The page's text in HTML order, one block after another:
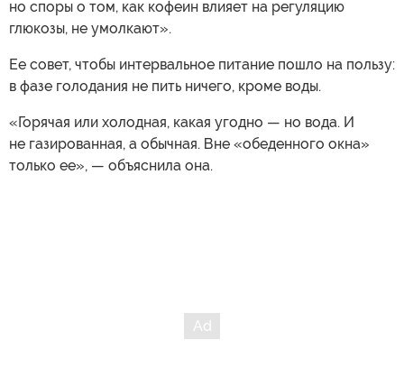
но споры о том, как кофеин влияет на регуляцию
глюкозы, не умолкают».
Ее совет, чтобы интервальное питание пошло на пользу:
в фазе голодания не пить ничего, кроме воды.
«Горячая или холодная, какая угодно — но вода. И
не газированная, а обычная. Вне «обеденного окна»
только ее», — объяснила она.